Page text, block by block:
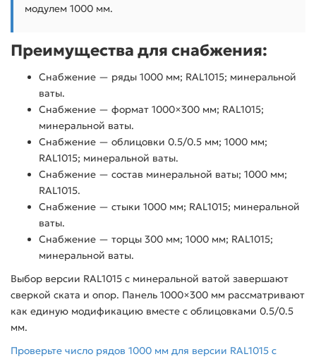
модулем 1000 мм.
Преимущества для снабжения:
Снабжение — ряды 1000 мм; RAL1015; минеральной
ваты.
Снабжение — формат 1000×300 мм; RAL1015;
минеральной ваты.
Снабжение — облицовки 0.5/0.5 мм; 1000 мм;
RAL1015; минеральной ваты.
Снабжение — состав минеральной ваты; 1000 мм;
RAL1015.
Снабжение — стыки 1000 мм; RAL1015; минеральной
ваты.
Снабжение — торцы 300 мм; 1000 мм; RAL1015;
минеральной ваты.
Выбор версии RAL1015 с минеральной ватой завершают
сверкой ската и опор. Панель 1000×300 мм рассматривают
как единую модификацию вместе с облицовками 0.5/0.5
мм.
Проверьте число рядов 1000 мм для версии RAL1015 с